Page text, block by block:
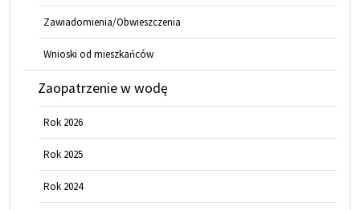
Zawiadomienia/Obwieszczenia
Wnioski od mieszkańców
Zaopatrzenie w wodę
Rok 2026
Rok 2025
Rok 2024